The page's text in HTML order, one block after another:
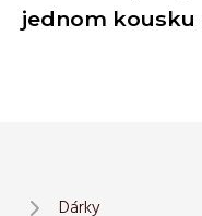
jednom kousku
Dárky